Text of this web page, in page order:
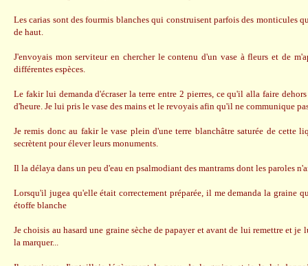
Les carias sont des fourmis blanches qui construisent parfois des monticules
de haut.
J'envoyais mon serviteur en chercher le contenu d'un vase à fleurs et de
différentes espèces.
Le fakir lui demanda d'écraser la terre entre 2 pierres, ce qu'il alla faire
d'heure. Je lui pris le vase des mains et le revoyais afin qu'il ne communique
Je remis donc au fakir le vase plein d'une terre blanchâtre saturée de cette
secrètent pour élever leurs monuments.
Il la délaya dans un peu d'eau en psalmodiant des mantrams dont les paroles
Lorsqu'il jugea qu'elle était correctement préparée, il me demanda la graine
étoffe blanche
Je choisis au hasard une graine sèche de papayer et avant de lui remettre et
la marquer...